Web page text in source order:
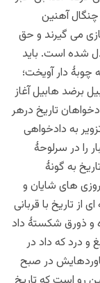
چنگال آهنین
می گیرند و حق
شده است. باید
چوبۀ دار آویخت؛
برضد هابیل آغاز
تاریخ درهر
به دادخواهی
را در سرلوحۀ
به گونۀ
های شایان و
تاریخ با قربانی
و ذورق شکستۀ داد
و درد که داد در
در صبح